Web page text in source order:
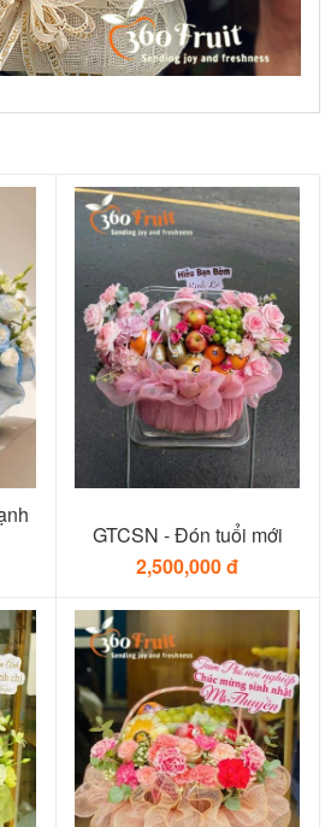
GTCSN - Đón tuổi mới
2,500,000 đ